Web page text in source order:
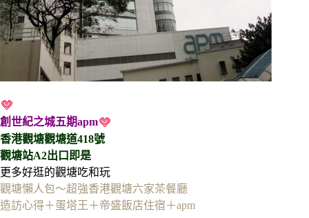
創世紀之城五期apm
香港觀塘觀塘道418號
觀塘站A2出口即是
更多好逛的觀塘吃和玩
觀塘懶人包～超強香港觀塘六家茶餐廳
造訪心得＋蛋塔王＋帝盛飯店住宿＋apm